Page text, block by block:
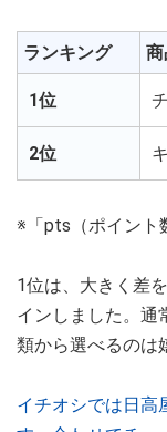
ランキング 商
1位
2位
※「pts（ポイント
1位は、大きく差
インしました。通
類から選べるのは
イチオシでは日高